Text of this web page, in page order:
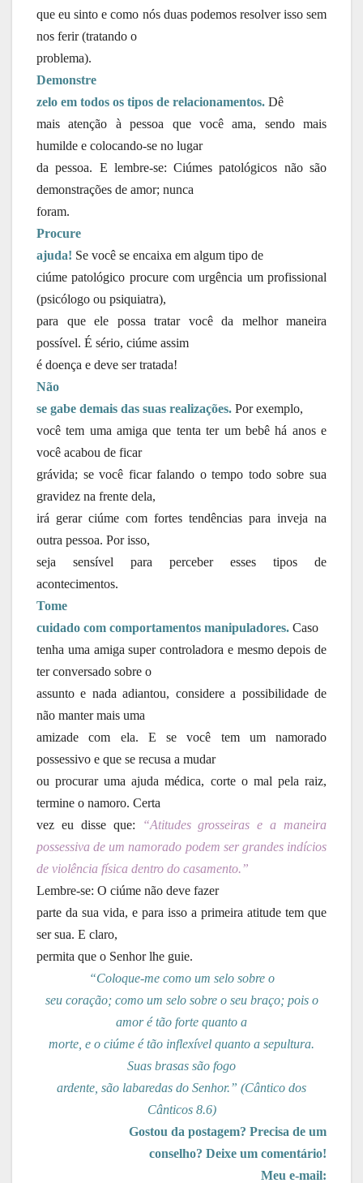
que eu sinto e como nós duas podemos resolver isso sem
nos ferir (tratando o
problema).
Demonstre
zelo em todos os tipos de relacionamentos. Dê
mais atenção à pessoa que você ama, sendo mais
humilde e colocando-se no lugar
da pessoa. E lembre-se: Ciúmes patológicos não são
demonstrações de amor; nunca
foram.
Procure
ajuda! Se você se encaixa em algum tipo de
ciúme patológico procure com urgência um profissional
(psicólogo ou psiquiatra),
para que ele possa tratar você da melhor maneira
possível. É sério, ciúme assim
é doença e deve ser tratada!
Não
se gabe demais das suas realizações. Por exemplo,
você tem uma amiga que tenta ter um bebê há anos e
você acabou de ficar
grávida; se você ficar falando o tempo todo sobre sua
gravidez na frente dela,
irá gerar ciúme com fortes tendências para inveja na
outra pessoa. Por isso,
seja sensível para perceber esses tipos de
acontecimentos.
Tome
cuidado com comportamentos manipuladores. Caso
tenha uma amiga super controladora e mesmo depois de
ter conversado sobre o
assunto e nada adiantou, considere a possibilidade de
não manter mais uma
amizade com ela. E se você tem um namorado
possessivo e que se recusa a mudar
ou procurar uma ajuda médica, corte o mal pela raiz,
termine o namoro. Certa
vez eu disse que:
“Atitudes grosseiras e a maneira
possessiva de um namorado podem ser grandes indícios
de violência física dentro do casamento.”
Lembre-se: O ciúme não deve fazer
parte da sua vida, e para isso a primeira atitude tem que
ser sua. E claro,
permita que o Senhor lhe guie.
“Coloque-me como um selo sobre o
seu coração; como um selo sobre o seu braço; pois o
amor é tão forte quanto a
morte, e o ciúme é tão inflexível quanto a sepultura.
Suas brasas são fogo
ardente, são labaredas do Senhor.” (Cântico dos
Cânticos 8.6)
Gostou da postagem? Precisa de um
conselho? Deixe um comentário!
Meu e-mail: